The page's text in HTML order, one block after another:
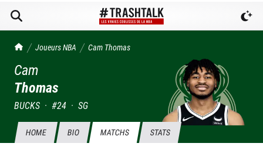
TrashTalk Actu NBA
Joueurs NBA Cam Thomas
Cam
Thomas
BUCKS · #24 · SG
HOME BIO MATCHS STATS